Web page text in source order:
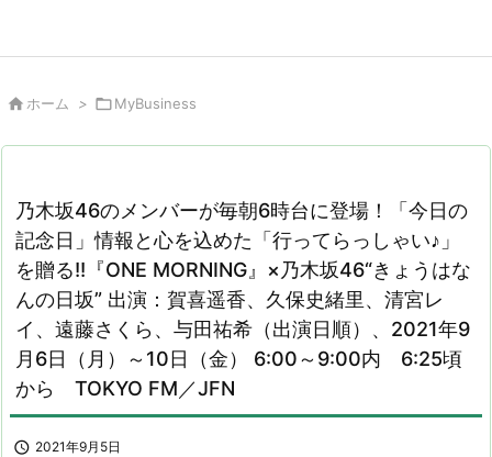
 ホーム > MyBusiness
乃木坂46のメンバーが毎朝6時台に登場！「今日の
記念日」情報と心を込めた「行ってらっしゃい♪」
を贈る!!『ONE MORNING』×乃木坂46“きょうはな
んの日坂” 出演：賀喜遥香、久保史緒里、清宮レ
イ、遠藤さくら、与田祐希（出演日順）、2021年9
月6日（月）～10日（金） 6:00～9:00内 6:25頃
から TOKYO FM／JFN
 2021年9月5日